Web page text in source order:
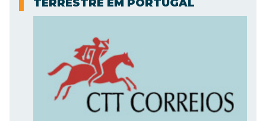
TERRESTRE EM PORTUGAL